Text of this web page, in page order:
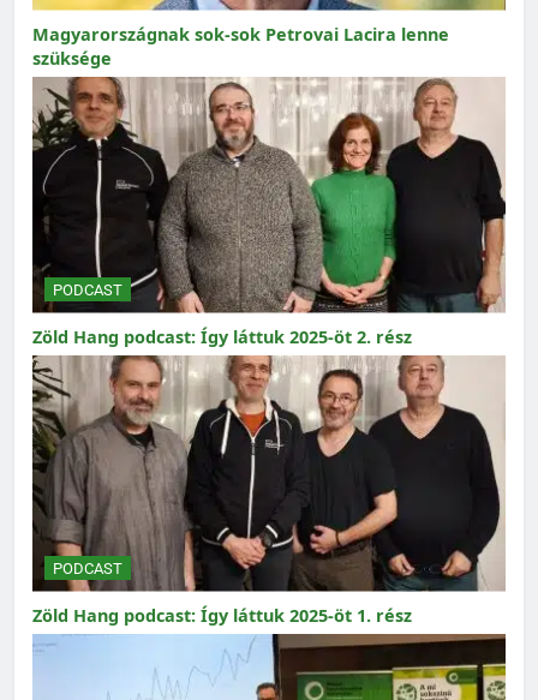
Magyarországnak sok-sok Petrovai Lacira lenne
szüksége
PODCAST
Zöld Hang podcast: Így láttuk 2025-öt 2. rész
PODCAST
Zöld Hang podcast: Így láttuk 2025-öt 1. rész